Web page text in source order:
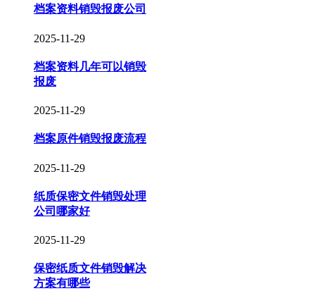
档案资料销毁报废公司
2025-11-29
档案资料几年可以销毁
报废
2025-11-29
档案原件销毁报废流程
2025-11-29
纸质保密文件销毁处理
公司哪家好
2025-11-29
保密纸质文件销毁解决
方案有哪些